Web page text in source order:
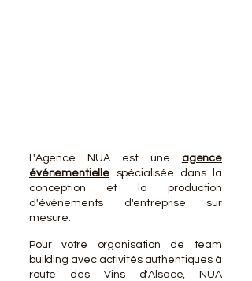
L'Agence NUA est une agence
événementielle
spécialisée dans la
conception et la production
d'événements d'entreprise sur
mesure.
Pour votre organisation de team
building avec activités authentiques à
route des Vins d'Alsace, NUA